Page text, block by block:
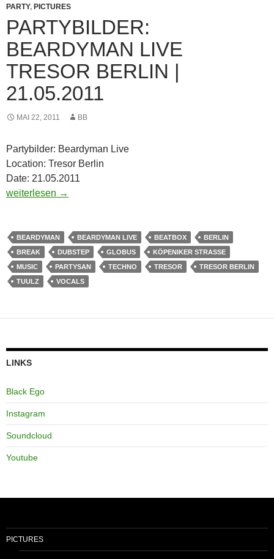
PARTY, PICTURES
PARTYBILDER:
BEARDYMAN LIVE
TRESOR BERLIN |
21.05.2011
MAI 22, 2011 BB
Partybilder: Beardyman Live
Location: Tresor Berlin
Date: 21.05.2011
Partybilder: Beardyman Live Tresor Berlin | 21.05.2011
weiterlesen →
BEARDYMAN BEARDYMAN LIVE BEATBOX
BERLIN
BREAK
DUBSTEP GLOBUS
KÖPENIKER STRASSE
MUSIC
PARTYSAN TECHNO TRESOR
TRESOR BERLIN
TUULZ
VOCALS
LINKS
Black Ego
Instagram
Soundcloud
Youtube
PICTURES